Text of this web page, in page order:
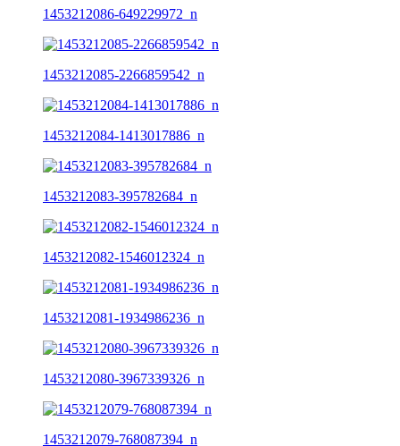
1453212086-649229972_n
1453212085-2266859542_n
1453212084-1413017886_n
1453212083-395782684_n
1453212082-1546012324_n
1453212081-1934986236_n
1453212080-3967339326_n
1453212079-768087394_n